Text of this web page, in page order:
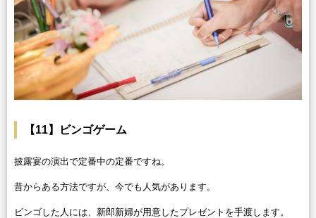
【11】ビンゴゲーム
披露宴の演出で定番中の定番ですね。
昔からある方法ですが、今でも人気があります。
ビンゴした人には、新郎新婦が用意したプレゼントを手渡します。